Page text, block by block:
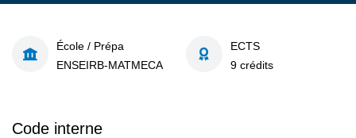
École / Prépa
ENSEIRB-MATMECA
ECTS
9 crédits
Code interne